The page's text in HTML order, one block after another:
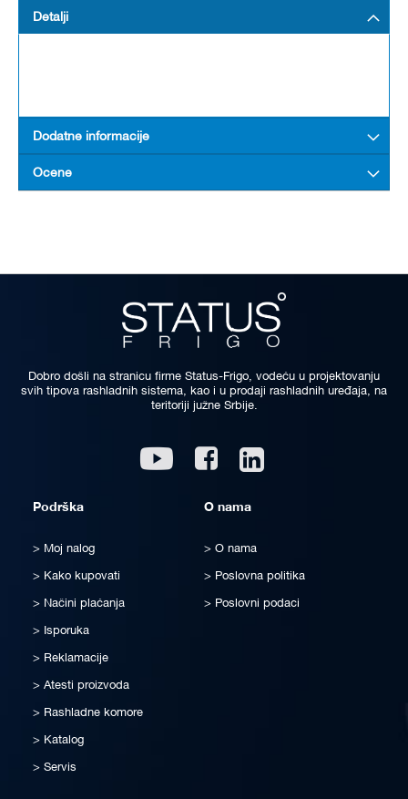
Detalji
Dodatne informacije
Ocene
Dobro došli na stranicu firme Status-Frigo, vodeću u projektovanju
svih tipova rashladnih sistema, kao i u prodaji rashladnih uređaja, na
teritoriji južne Srbije.
Youtube Facebook
Podrška
Moj nalog
Kako kupovati
Načini plaćanja
Isporuka
Reklamacije
Atesti proizvoda
Rashladne komore
Katalog
Servis
O nama
O nama
Poslovna politika
Poslovni podaci